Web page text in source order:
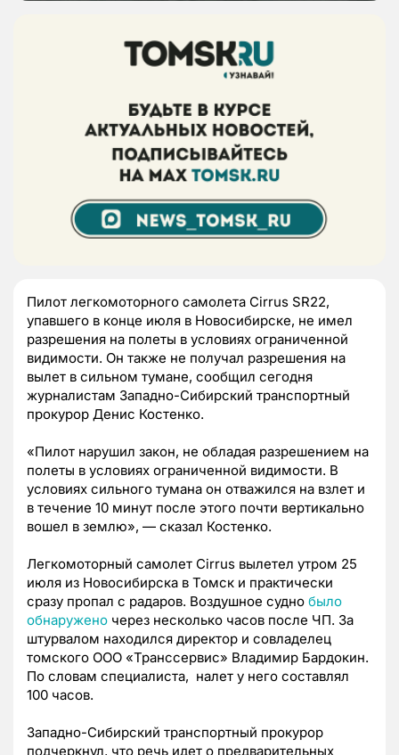
Пилот легкомоторного самолета Cirrus SR22,
упавшего в конце июля в Новосибирске, не имел
разрешения на полеты в условиях ограниченной
видимости. Он также не получал разрешения на
вылет в сильном тумане, сообщил сегодня
журналистам Западно-Сибирский транспортный
прокурор Денис Костенко.
«Пилот нарушил закон, не обладая разрешением на
полеты в условиях ограниченной видимости. В
условиях сильного тумана он отважился на взлет и
в течение 10 минут после этого почти вертикально
вошел в землю», — сказал Костенко.
Легкомоторный самолет Cirrus вылетел утром 25
июля из Новосибирска в Томск и практически
сразу пропал с радаров. Воздушное судно было
обнаружено через несколько часов после ЧП. За
штурвалом находился директор и совладелец
томского ООО «Транссервис» Владимир Бардокин.
По словам специалиста, налет у него составлял
100 часов.
Западно-Сибирский транспортный прокурор
подчеркнул, что речь идет о предварительных